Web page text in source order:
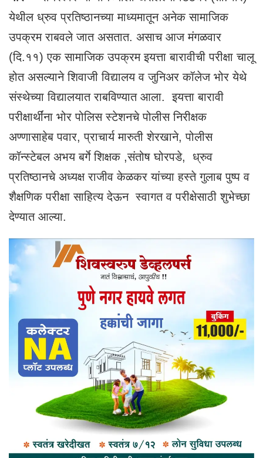
येथील ध्रुव प्रतिष्ठानच्या माध्यमातून अनेक सामाजिक
उपक्रम राबवले जात असतात. असाच आज मंगळवार
(दि.११) एक सामाजिक उपक्रम इयत्ता बारावीची परीक्षा चालू
होत असल्याने शिवाजी विद्यालय व जुनिअर कॉलेज भोर येथे
संस्थेच्या विद्यालयात राबविण्यात आला. इयत्ता बारावी
परीक्षार्थींना भोर पोलिस स्टेशनचे पोलीस निरीक्षक
अण्णासाहेब पवार, प्राचार्य मारुती शेरखाने, पोलीस
कॉन्स्टेबल अभय बर्गे शिक्षक ,संतोष घोरपडे, ध्रुव
प्रतिष्ठानचे अध्यक्ष राजीव केळकर यांच्या हस्ते गुलाब पुष्प व
शैक्षणिक परीक्षा साहित्य देऊन स्वागत व परीक्षेसाठी शुभेच्छा
देण्यात आल्या.